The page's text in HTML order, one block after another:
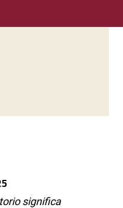
significa